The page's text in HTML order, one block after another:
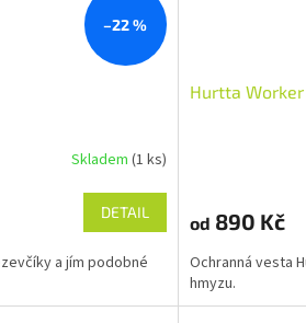
–22 %
Skladem (1 ks)
DETAIL
a jím podobné
Hurtta
od 890 Kč
Ochranná vesta
hmyzu.